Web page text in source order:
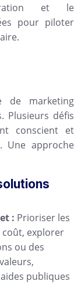
et le
pour piloter
de marketing
Plusieurs défis
conscient et
Une approche
: Prioriser les
coût, explorer
ou des
publiques